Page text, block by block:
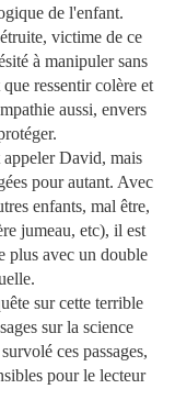
de l'enfant.
victime de ce
à manipuler sans
ressentir colère et
aussi, envers
David, mais
pour autant. Avec
enfants, mal être,
jumeau, etc), il est
plus avec un double
sur cette terrible
sur la science
ces passages,
pour le lecteur